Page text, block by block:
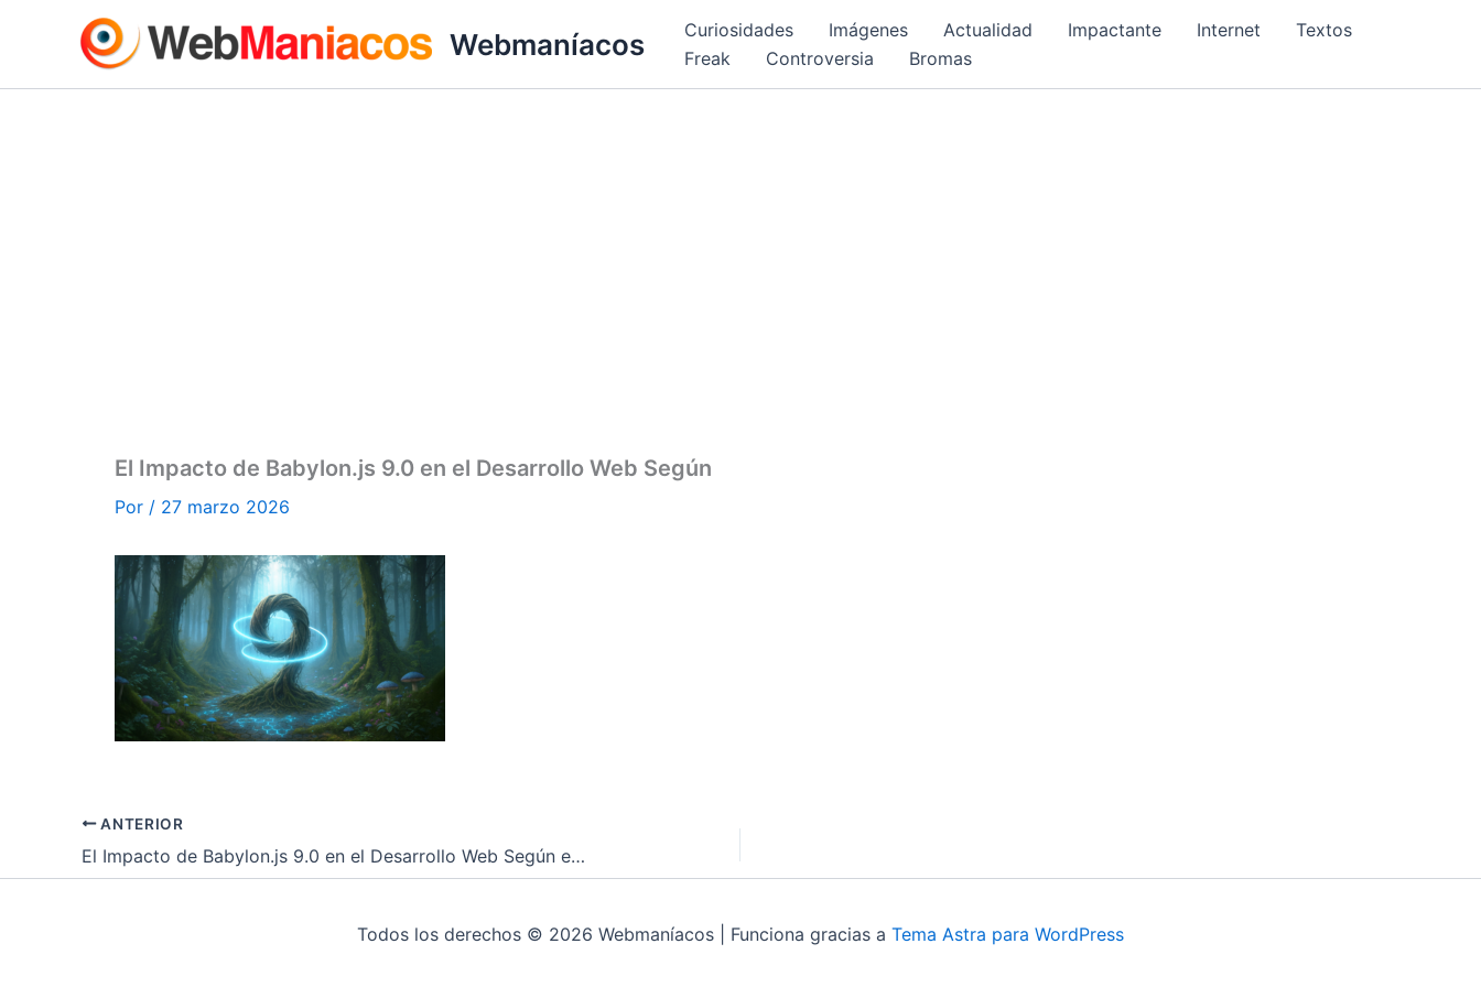
Webmaníacos Curiosidades Imágenes Actualidad Impactante Internet
Textos
Freak
Controversia Bromas
El Impacto de Babylon.js 9.0 en el Desarrollo Web Según
Por / 27 marzo 2026
ANTERIOR
El Impacto de Babylon.js 9.0 en el Desarrollo Web Según el Blog de Windows
Todos los derechos © 2026 Webmaníacos | Funciona gracias a Tema Astra para WordPress